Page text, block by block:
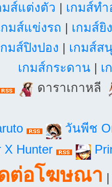
มส์แต่งตัว | เกมส์ท
กมส์แข่งรถ | เกมส์ยิ
กมส์ปิงปอง | เกมส์ส
เกมส์กระดาน | เ
ดาราเกาหลี
วันพีช
X Hunter
ต่อโฆษณา